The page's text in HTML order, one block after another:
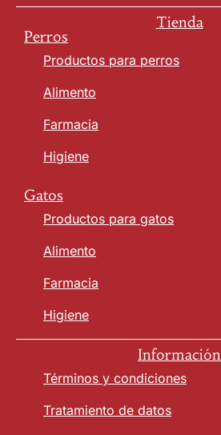
Tienda
Perros
Productos para perros
Alimento
Farmacia
Higiene
Gatos
Productos para gatos
Alimento
Farmacia
Higiene
Información
Términos y condiciones
Tratamiento de datos